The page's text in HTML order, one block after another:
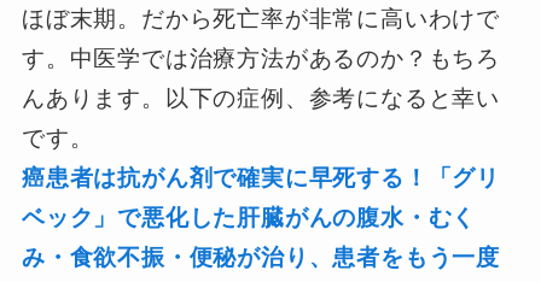
ほぼ末期。だから死亡率が非常に高いわけで
す。中医学では治療方法があるのか？もちろ
んあります。以下の症例、参考になると幸い
です。
癌患者は抗がん剤で確実に早死する！「グリ
ベック」で悪化した肝臓がんの腹水・むく
み・食欲不振・便秘が治り、患者をもう一度